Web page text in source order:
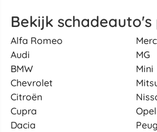
Bekijk
Alfa Romeo
Audi
BMW
Chevrolet
Citroën
Cupra
Dacia
MG
Mini
Opel